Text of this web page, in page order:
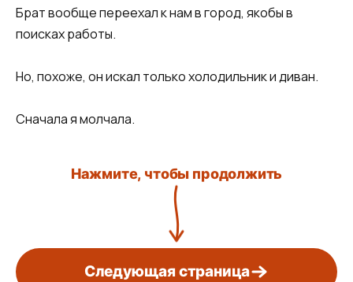
Брат вообще переехал к нам в город, якобы в
поисках работы.
Но, похоже, он искал только холодильник и диван.
Сначала я молчала.
Нажмите, чтобы продолжить
Следующая страница